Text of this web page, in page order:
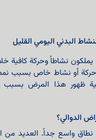
البدني اليومي القليل
نشاطاً وحركة كافية
حركة أو نشاط خاص بسبب
ظهور هذا المرض
الدوالي؟
نطاق واسع جداً. العديد